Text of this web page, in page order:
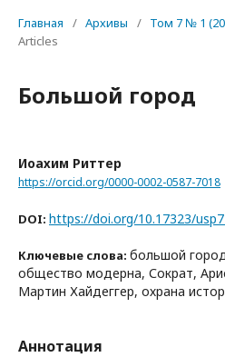
Главная / Архивы / Том 7 № 1
Articles
Большой город
Иоахим Риттер
https://orcid.org/0000-0002-0587-7018
DOI: https://doi.org/10.17323/
Ключевые слова: большой
общество модерна, Сократ,
Мартин Хайдеггер, охрана
Аннотация